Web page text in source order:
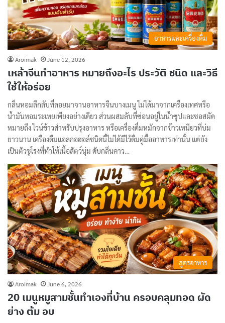
อาหารและเครื่องดื่ม
Aroimak June 12, 2026
เหล้าจีนทำอาหาร หมายถึงอะไร ประวัติ ชนิด และวิธี
ใช้ให้อร่อย
กลิ่นหอมลึกลับที่ลอยมาจานอาหารจีนบางเมนู ไม่ได้มาจากเครื่องเทศหรือ
น้ำมันหอมระเหยเพียงอย่างเดียว ส่วนผสมลับที่ซ่อนอยู่ในน้ำซุปและซอสผัด
หมายถึง ไวน์ข้าวสำหรับปรุงอาหาร หรือเครื่องดื่มหมักจากข้าวเหนียวที่บ่ม
ยาวนาน เครื่องดื่มแอลกอฮอล์ชนิดนี้ไม่ได้มีไว้ดื่มคู่มื้ออาหารเท่านั้น แต่ยัง
เป็นตัวชูโรงที่ทำให้เนื้อสัตว์นุ่ม ดับกลิ่นคาว…
สูตรอาหาร
Aroimak June 6, 2026
20 เมนูหมูสามชั้นทำเองที่บ้าน ครอบคลุมทอด ผัด
ย่าง ต้ม อบ